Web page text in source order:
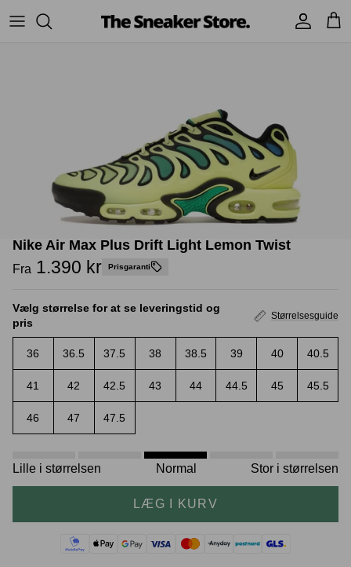
Jordans
Andre brands
BAPE - A Bathing Ape
TSS Collection
Accessories Sneaker boks
Crease protectors
Nike Air Max Plus Drift Light Lemon Twist
Fra 1.390 kr Prisgaranti
Vælg størrelse for at se leveringstid og
pris
Størrelsesguide
36 36.5 37.5 38 38.5 39 40 40.5
41 42 42.5 43 44 44.5 45 45.5
46 47 47.5
Lille i størrelsen Normal Stor i størrelsen
LÆG I KURV